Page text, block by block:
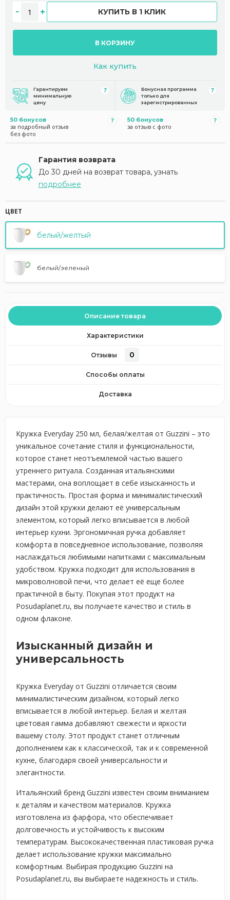
КУПИТЬ В 1 КЛИК
В КОРЗИНУ
Как купить
Гарантируем
минимальную
цену
Бонусная программа
только для
зарегистрированных
50 бонусов
за подробный отзыв
без фото
50 бонусов
за отзыв с фото
Гарантия возврата
До 30 дней на возврат товара, узнать
подробнее
ЦВЕТ
белый/желтый
белый/зеленый
Описание товара
Характеристики
Отзывы 0
Способы оплаты
Доставка
Кружка Everyday 250 мл, белая/желтая от Guzzini – это
уникальное сочетание стиля и функциональности,
которое станет неотъемлемой частью вашего
утреннего ритуала. Созданная итальянскими
мастерами, она воплощает в себе изысканность и
практичность. Простая форма и минималистический
дизайн этой кружки делают её универсальным
элементом, который легко вписывается в любой
интерьер кухни. Эргономичная ручка добавляет
комфорта в повседневное использование, позволяя
наслаждаться любимыми напитками с максимальным
удобством. Кружка подходит для использования в
микроволновой печи, что делает её еще более
практичной в быту. Покупая этот продукт на
Posudaplanet.ru, вы получаете качество и стиль в
одном флаконе.
Изысканный дизайн и
универсальность
Кружка Everyday от Guzzini отличается своим
минималистическим дизайном, который легко
вписывается в любой интерьер. Белая и желтая
цветовая гамма добавляют свежести и яркости
вашему столу. Этот продукт станет отличным
дополнением как к классической, так и к современной
кухне, благодаря своей универсальности и
элегантности.
Итальянский бренд Guzzini известен своим вниманием
к деталям и качеством материалов. Кружка
изготовлена из фарфора, что обеспечивает
долговечность и устойчивость к высоким
температурам. Высококачественная пластиковая ручка
делает использование кружки максимально
комфортным. Выбирая продукцию Guzzini на
Posudaplanet.ru, вы выбираете надежность и стиль.